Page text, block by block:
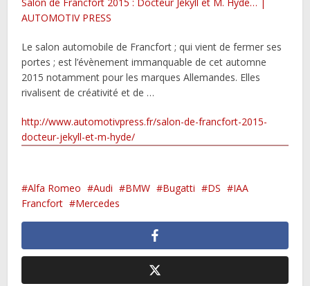
AUTOMOTIV PRESS
Le salon automobile de Francfort ; qui vient de fermer ses
portes ; est l’évènement immanquable de cet automne
2015 notamment pour les marques Allemandes. Elles
rivalisent de créativité et de …
http://www.automotivpress.fr/salon-de-francfort-2015-
docteur-jekyll-et-m-hyde/
Alfa Romeo Audi BMW Bugatti DS
IAA
Francfort
Mercedes